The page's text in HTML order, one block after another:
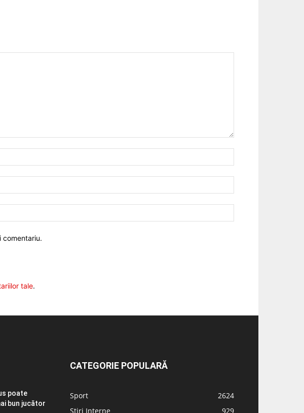
comentariu.
tale.
poate
bun jucător
CATEGORIE POPULARĂ
Sport
2624
Știri Interne
929